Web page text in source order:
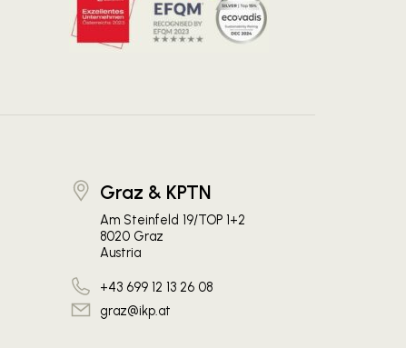
Graz & KPTN
Am Steinfeld 19/TOP 1+2
8020 Graz
Austria
+43 699 12 13 26 08
graz@ikp.at